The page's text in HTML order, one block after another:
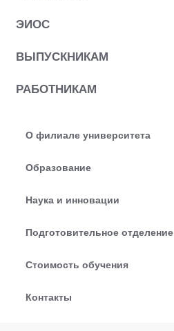
ЭИОС
ВЫПУСКНИКАМ
РАБОТНИКАМ
О филиале университета
Образование
Наука и инновации
Подготовительное отделение
Стоимость обучения
Контакты